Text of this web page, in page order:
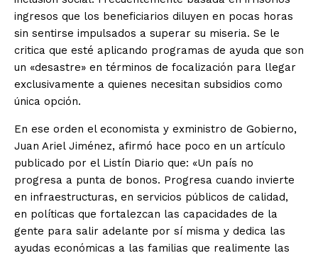
ingresos que los beneficiarios diluyen en pocas horas
sin sentirse impulsados a superar su miseria. Se le
critica que esté aplicando programas de ayuda que son
un «desastre» en términos de focalización para llegar
exclusivamente a quienes necesitan subsidios como
única opción.
En ese orden el economista y exministro de Gobierno,
Juan Ariel Jiménez, afirmó hace poco en un artículo
publicado por el Listín Diario que: «Un país no
progresa a punta de bonos. Progresa cuando invierte
en infraestructuras, en servicios públicos de calidad,
en políticas que fortalezcan las capacidades de la
gente para salir adelante por sí misma y dedica las
ayudas económicas a las familias que realimente las